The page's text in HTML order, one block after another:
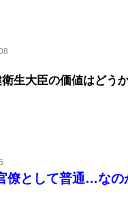
生大臣の価値はどう
僚として普通…なの